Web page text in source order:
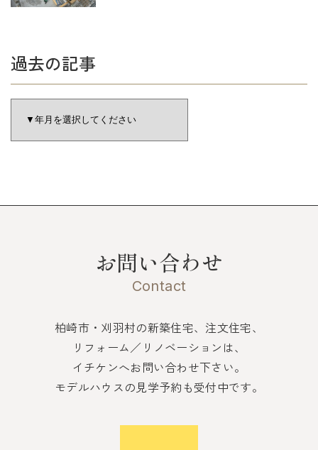
過去の記事
お問い合わせ
Contact
柏崎市・刈羽村の新築住宅、注文住宅、
リフォーム／リノベーションは、
イチケンへお問い合わせ下さい。
モデルハウスの見学予約も受付中です。